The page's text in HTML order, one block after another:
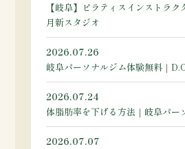
【岐阜】ピラティスインストラ
月新スタジオ
2026.07.26
岐阜パーソナルジム体験無料｜
2026.07.24
体脂肪率を下げる方法｜岐阜パー
2026.07.07